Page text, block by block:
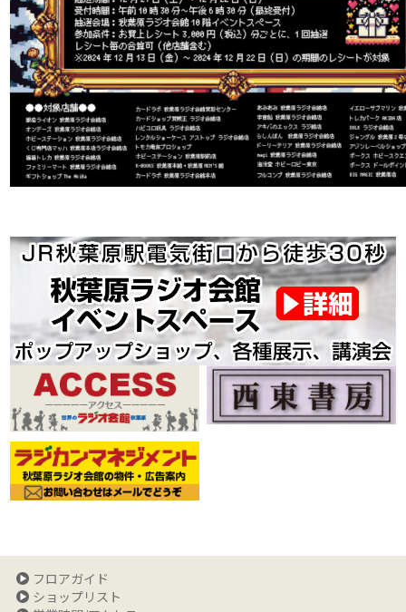
フロアガイド
ショップリスト